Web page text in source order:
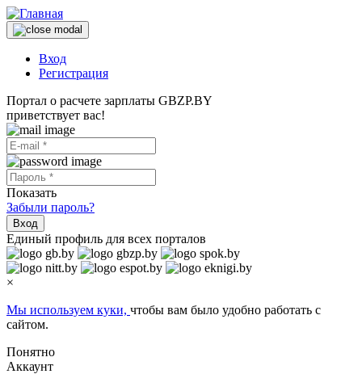
Вход
Регистрация
Портал о расчете зарплаты GBZP.BY
приветствует вас!
Показать
Забыли пароль?
Вход
Единый профиль для всех порталов
×
Мы используем куки, чтобы вам было удобно работать с
сайтом.
Понятно
Аккаунт